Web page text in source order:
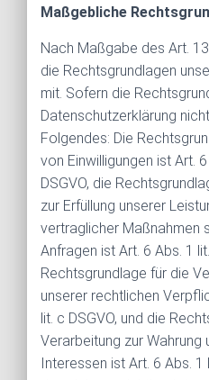
Maßgebliche
Nach Maßgabe des Art.
die Rechtsgrundlagen
mit. Sofern die
Datenschutzerklärung
Folgendes: Die
von Einwilligungen ist Art.
DSGVO, die
zur Erfüllung unserer
vertraglicher Maßnahmen
Anfragen ist Art. 6 Abs. 1
Rechtsgrundlage für die
unserer rechtlichen
lit. c DSGVO, und die
Verarbeitung zur Wahrung
Interessen ist Art. 6 Abs. 1